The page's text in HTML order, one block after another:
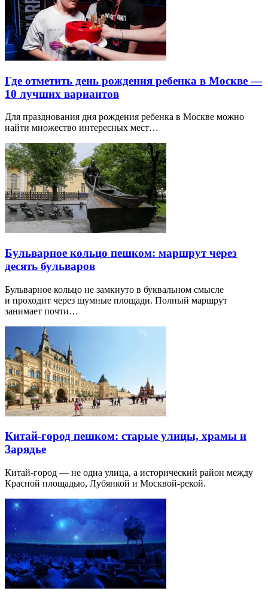
Где отметить день рождения ребенка в Москве —
10 лучших вариантов
Для празднования дня рождения ребенка в Москве можно
найти множество интересных мест…
Бульварное кольцо пешком: маршрут через
десять бульваров
Бульварное кольцо не замкнуто в буквальном смысле
и проходит через шумные площади. Полный маршрут
занимает почти…
Китай-город пешком: старые улицы, храмы и
Зарядье
Китай-город — не одна улица, а исторический район между
Красной площадью, Лубянкой и Москвой-рекой.